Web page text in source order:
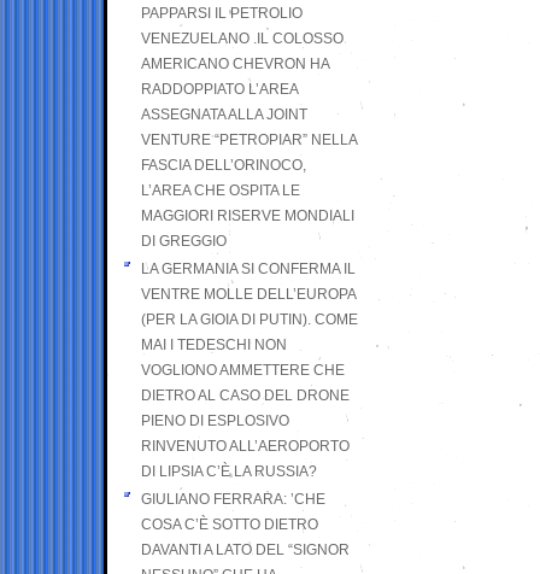
PAPPARSI IL PETROLIO
VENEZUELANO .IL COLOSSO
AMERICANO CHEVRON HA
RADDOPPIATO L’AREA
ASSEGNATA ALLA JOINT
VENTURE “PETROPIAR” NELLA
FASCIA DELL’ORINOCO,
L’AREA CHE OSPITA LE
MAGGIORI RISERVE MONDIALI
DI GREGGIO
LA GERMANIA SI CONFERMA IL
VENTRE MOLLE DELL’EUROPA
(PER LA GIOIA DI PUTIN). COME
MAI I TEDESCHI NON
VOGLIONO AMMETTERE CHE
DIETRO AL CASO DEL DRONE
PIENO DI ESPLOSIVO
RINVENUTO ALL’AEROPORTO
DI LIPSIA C’È LA RUSSIA?
GIULIANO FERRARA: ’CHE
COSA C’È SOTTO DIETRO
DAVANTI A LATO DEL “SIGNOR